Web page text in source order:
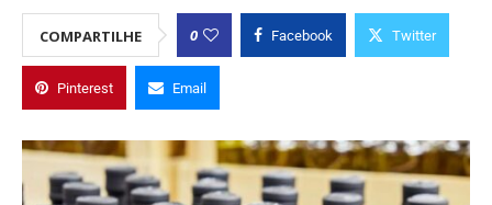
COMPARTILHE 0 Facebook Twitter
Pinterest Email